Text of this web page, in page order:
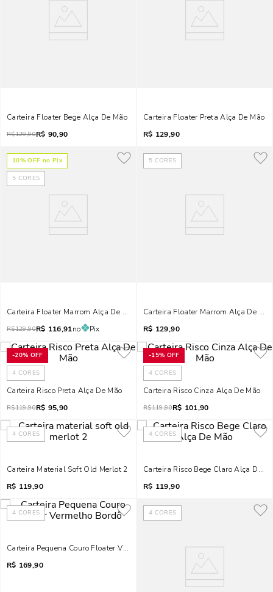
Carteira Floater Bege Alça De Mão
R$129,90R$ 90,90
Carteira Floater Preta Alça De Mão
R$ 129,90
10% OFF no Pix
5 CORES
Carteira Floater Marrom Alça De Mão
R$129,90R$ 116,91no Pix
5 CORES
Carteira Floater Marrom Alça De Mão
R$ 129,90
-20% OFF
4 CORES
Carteira Risco Preta Alça De Mão
R$119,90R$ 95,90
-15% OFF
4 CORES
Carteira Risco Cinza Alça De Mão
R$119,90R$ 101,90
4 CORES
Carteira Material Soft Old Merlot 2
R$ 119,90
4 CORES
Carteira Risco Bege Claro Alça De
R$ 119,90
4 CORES
Carteira Pequena Couro Floater Vermelho Bordô
R$ 169,90
4 CORES